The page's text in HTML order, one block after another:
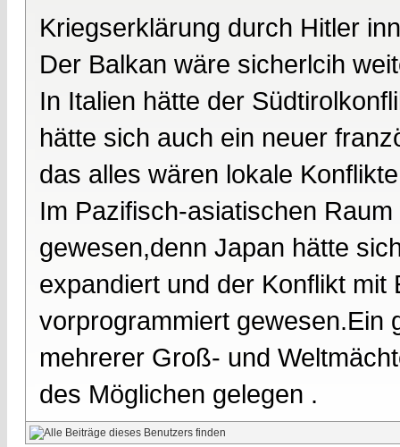
Kriegserklärung durch Hitler
Der Balkan wäre sicherlcih
In Italien hätte der
hätte sich auch ein neuer
das alles wären lokale
Im Pazifisch-asiatischen
gewesen,denn Japan hätte
expandiert und der Konflikt
vorprogrammiert gewesen.Ein
mehrerer Groß- und
des Möglichen gelegen .